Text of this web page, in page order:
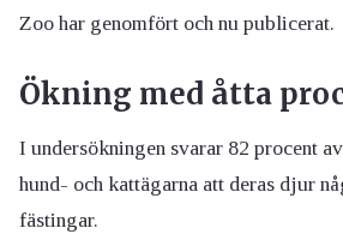
Zoo har genomfört och nu publicerat.
Ökning med åtta
I undersökningen svarar 82 procent
hund- och kattägarna att deras djur
fästingar.